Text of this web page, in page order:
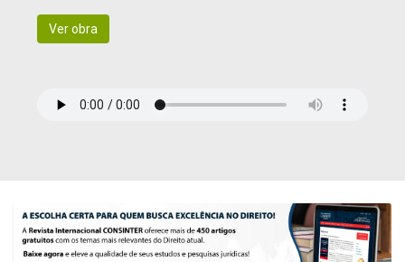
Ver obra